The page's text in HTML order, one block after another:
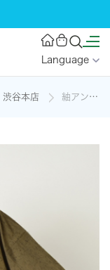
Language
渋谷本店 紬アンサンブル[うぐいす茶のひげ紬]の着物レンタル